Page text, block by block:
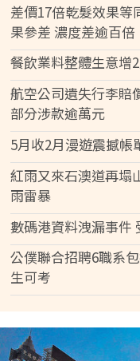
差價17倍乾髮效果等
果參差 濃度差逾百倍
餐飲業料整體生意增
航空公司遺失行李賠
部分涉款逾萬元
5月收2月漫遊震撼帳
紅雨又來石澳道再塌
雨雷暴
數碼港資料洩漏事件
公僕聯合招聘6職系
生可考